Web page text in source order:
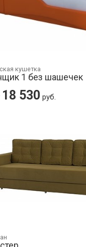
кушетка
1 без шашечек
18 530 руб.